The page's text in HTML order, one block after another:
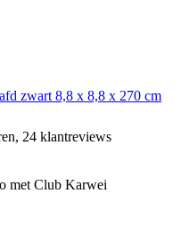
zwart 8,8 x 8,8 x 270 cm
24 klantreviews
met Club Karwei